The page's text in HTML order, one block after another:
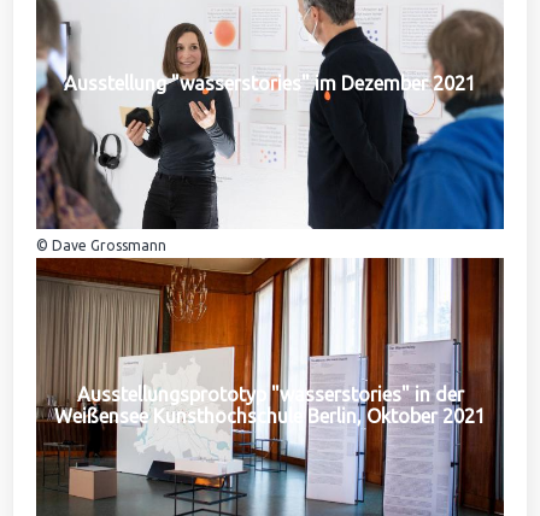
Ausstellung "wasserstories" im Dezember 2021
© Dave Grossmann
Ausstellungsprototyp "wasserstories" in der
Weißensee Kunsthochschule Berlin, Oktober 2021